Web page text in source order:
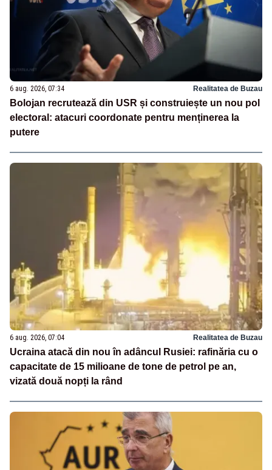
6 aug. 2026, 07:34 Realitatea de Buzau
Bolojan recrutează din USR și construiește un nou pol
electoral: atacuri coordonate pentru menținerea la
putere
6 aug. 2026, 07:04 Realitatea de Buzau
Ucraina atacă din nou în adâncul Rusiei: rafinăria cu o
capacitate de 15 milioane de tone de petrol pe an,
vizată două nopți la rând